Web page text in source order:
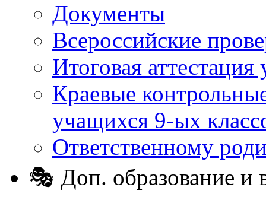
Документы
Всероссийские
Итоговая
Краевые
учащихся 9-ых
Ответственному
🎭 Доп. образование и